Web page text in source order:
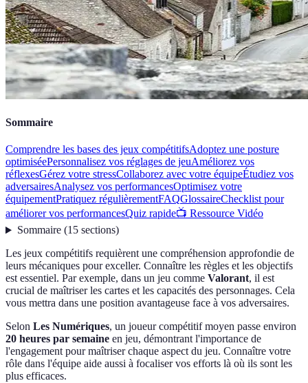
Sommaire
Comprendre les bases des jeux compétitifsAdoptez une posture
optimiséePersonnalisez vos réglages de jeuAméliorez vos
réflexesGérez votre stressCollaborez avec votre équipeÉtudiez vos
adversairesAnalysez vos performancesOptimisez votre
équipementPratiquez régulièrementFAQGlossaireChecklist pour
améliorer vos performancesQuiz rapide📺 Ressource Vidéo
Sommaire(15 sections)
Les jeux compétitifs requièrent une compréhension approfondie de
leurs mécaniques pour exceller. Connaître les règles et les objectifs
est essentiel. Par exemple, dans un jeu comme Valorant, il est
crucial de maîtriser les cartes et les capacités des personnages. Cela
vous mettra dans une position avantageuse face à vos adversaires.
Selon Les Numériques, un joueur compétitif moyen passe environ
20 heures par semaine en jeu, démontrant l'importance de
l'engagement pour maîtriser chaque aspect du jeu. Connaître votre
rôle dans l'équipe aide aussi à focaliser vos efforts là où ils sont les
plus efficaces.